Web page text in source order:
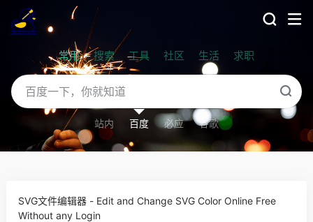
常用 搜索 工具 社区 生活 求职
站内 百度 必应 谷歌
SVG文件编辑器 - Edit and Change SVG Color Online Free
Without any Login